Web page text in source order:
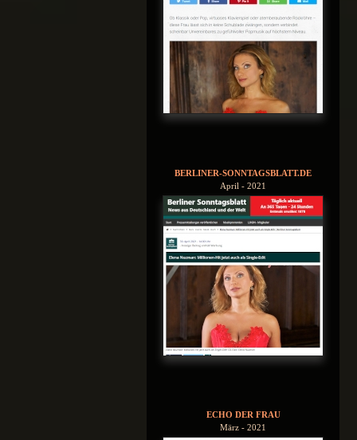
BERLINER-SONNTAGSBLATT.DE
April - 2021
ECHO DER FRAU
März - 2021